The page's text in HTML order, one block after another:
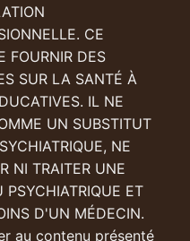
CE
FOURNIR DES
SUR LA SANTÉ À
IL NE
UN SUBSTITUT
NE
NI TRAITER UNE
ET
D'UN MÉDECIN.
au contenu présenté